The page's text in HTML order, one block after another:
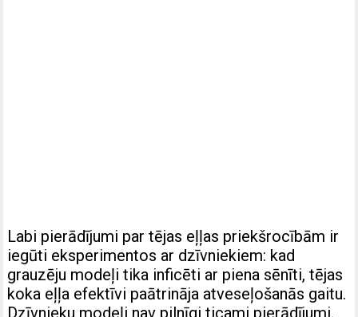
Labi pierādījumi par tējas eļļas priekšrocībām ir
iegūti eksperimentos ar dzīvniekiem: kad
grauzēju modeļi tika inficēti ar piena sēnīti, tējas
koka eļļa efektīvi paātrināja atveseļošanās gaitu.
Dzīvnieku modeļi nav pilnīgi ticami pierādījumi,